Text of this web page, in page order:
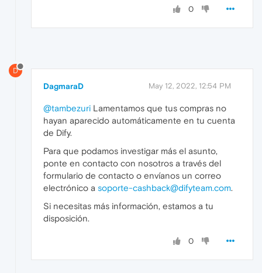
0
D
DagmaraD May 12, 2022, 12:54 PM
@tambezuri Lamentamos que tus compras no
hayan aparecido automáticamente en tu cuenta
de Dify.
Para que podamos investigar más el asunto,
ponte en contacto con nosotros a través del
formulario de contacto o envíanos un correo
electrónico a soporte-cashback@difyteam.com.
Si necesitas más información, estamos a tu
disposición.
0